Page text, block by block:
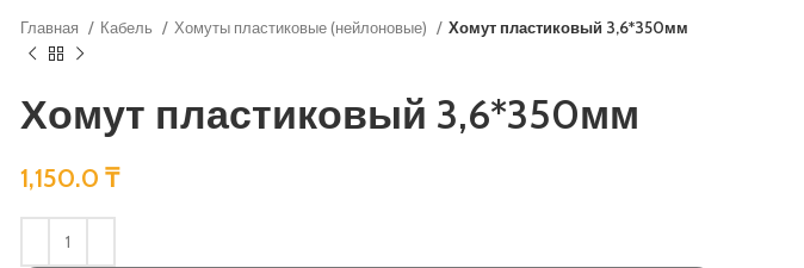
Главная Кабель Хомуты пластиковые (нейлоновые) Хомут пластиковый 3,6*350мм
Хомут пластиковый 3,6*350мм
1,150.0 ₸